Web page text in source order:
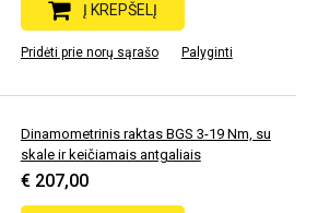
Į KREPŠELĮ
Pridėti prie norų sąrašo Palyginti
Dinamometrinis raktas BGS 3-19 Nm, su
skale ir keičiamais antgaliais
€ 207,00